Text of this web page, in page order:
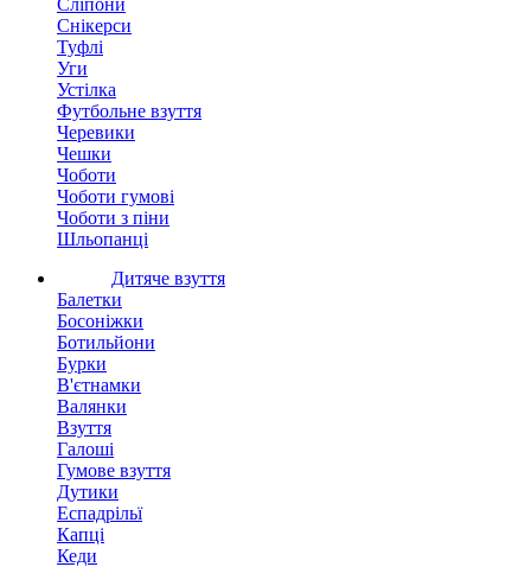
Сліпони
Снікерси
Туфлі
Уги
Устілка
Футбольне взуття
Черевики
Чешки
Чоботи
Чоботи гумові
Чоботи з піни
Шльопанці
Дитяче взуття
Балетки
Босоніжки
Ботильйони
Бурки
В'єтнамки
Валянки
Взуття
Галоші
Гумове взуття
Дутики
Еспадрільї
Капці
Кеди